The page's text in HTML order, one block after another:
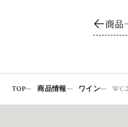
商品
TOP 商品情報 ワイン WC